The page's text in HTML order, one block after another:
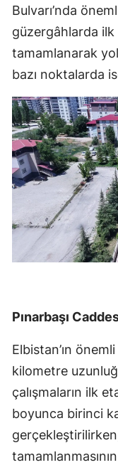
Bulvarı’nda
güzergâhlarda ilk
tamamlanarak
bazı noktalarda
Pınarbaşı
Elbistan’ın
kilometre
çalışmaların ilk
boyunca birinci